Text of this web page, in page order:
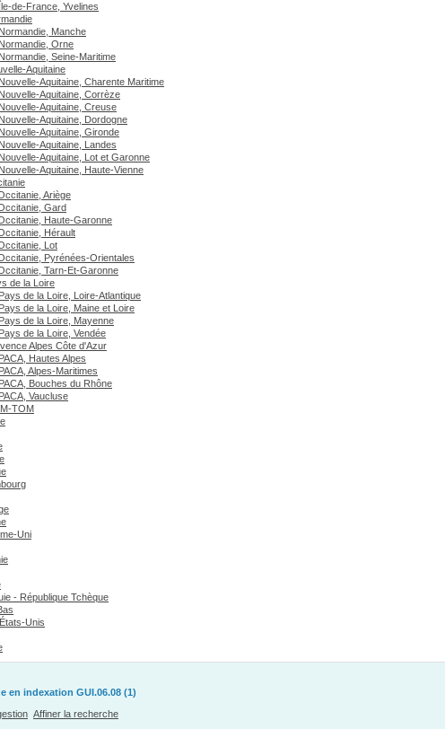
de-France, Yvelines
Manche
Orne
Seine-Maritime
Aquitaine
Aquitaine, Charente Maritime
Aquitaine, Corrèze
Aquitaine, Creuse
Aquitaine, Dordogne
Aquitaine, Gironde
Aquitaine, Landes
Aquitaine, Lot et Garonne
Aquitaine, Haute-Vienne
Ariège
Gard
Haute-Garonne
Hérault
Lot
Pyrénées-Orientales
Tarn-Et-Garonne
de la Loire
de la Loire, Loire-Atlantique
de la Loire, Maine et Loire
de la Loire, Mayenne
de la Loire, Vendée
Alpes Côte d'Azur
Hautes Alpes
Alpes-Maritimes
Bouches du Rhône
Vaucluse
TOM
Uni
- République Tchèque
Unis
en indexation GUI.06.08 (1)
Affiner la recherche